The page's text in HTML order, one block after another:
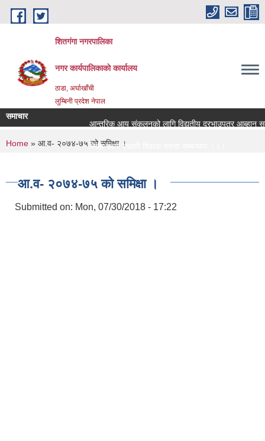
Skip to main content
शितगंगा नगरपालिका
नगर कार्यपालिकाकाे कार्यालय
ठाडा, अर्घाखाँची
लुम्बिनी प्रदेश नेपाल
समाचार
आन्तरिक आय संकलनको लागि विद्युतीय दरभाउपत्र आब्हान
रिक्त पदमा स्थायी शिक्षक सरुवा सम्बन्धमा ।।।
You are here
Home » आ.व- २०७४-७५ को समिक्षा ।
आ.व- २०७४-७५ को समिक्षा ।
Submitted on: Mon, 07/30/2018 - 17:22